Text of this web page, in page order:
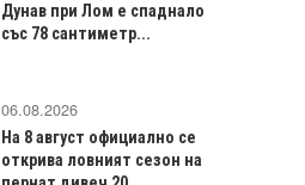
Дунав при Лом е спаднало
със 78 сантиметр...
06.08.2026
На 8 август официално се
открива ловният сезон на